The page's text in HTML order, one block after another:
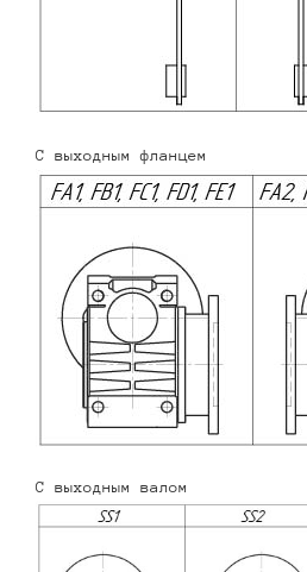
С выходным фланцем
С выходным валом